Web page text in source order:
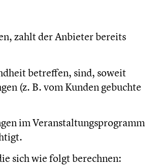
zahlt der Anbieter bereits
betreffen, sind, soweit
(z. B. vom Kunden gebuchte
im Veranstaltungsprogramm
sich wie folgt berechnen: